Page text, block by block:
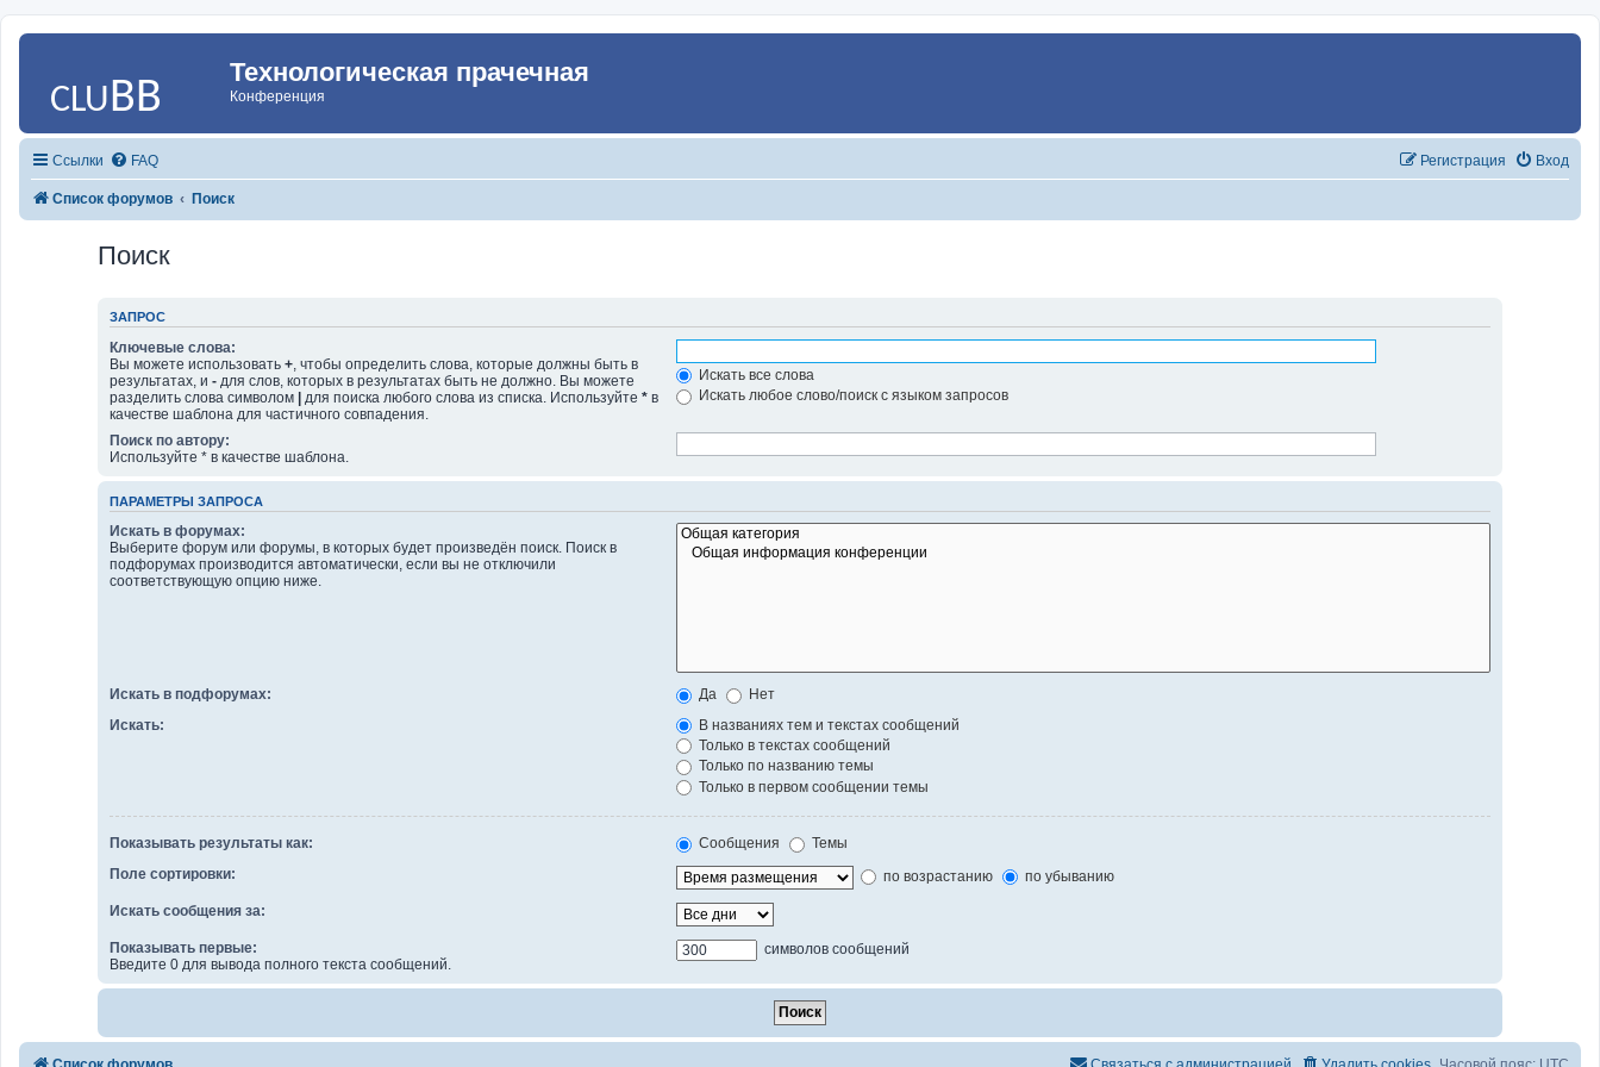
Технологическая прачечная
Конференция
Ссылки FAQ Вход
Регистрация
Список форумов Поиск
Поиск
ЗАПРОС
Ключевые слова:
Вы можете использовать +, чтобы определить слова, которые должны быть в
результатах, и -для слов, которых в результатах быть не должно. Вы можете
разделить слова символом
для поиска любого слова из списка. Используйте *в
качестве шаблона для частичного совпадения.
Искать все слова
Искать любое слово/поиск с языком запросов
Поиск по автору:
Используйте * в качестве шаблона.
ПАРАМЕТРЫ ЗАПРОСА
Искать в форумах:
Выберите форум или форумы, в которых будет произведён поиск. Поиск в
подфорумах производится автоматически, если вы не отключили
соответствующую опцию ниже.
Искать в подфорумах: Да
Нет
Искать:
В названиях тем и текстах сообщений
Только в текстах сообщений
Только по названию темы
Только в первом сообщении темы
Показывать результаты как: Сообщения
Темы
Поле сортировки:
по возрастанию по убыванию
Искать сообщения за:
Показывать первые:
Введите 0 для вывода полного текста сообщений.
символов сообщений